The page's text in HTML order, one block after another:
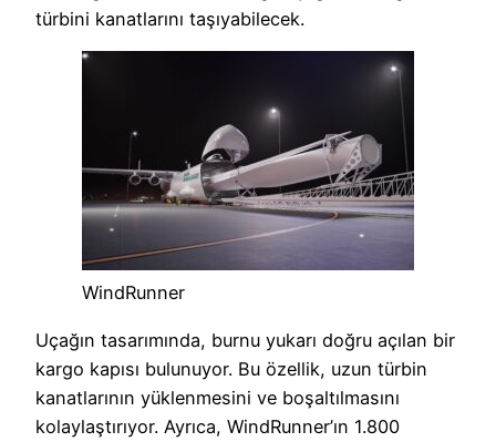
türbini kanatlarını taşıyabilecek.
WindRunner
Uçağın tasarımında, burnu yukarı doğru açılan bir
kargo kapısı bulunuyor. Bu özellik, uzun türbin
kanatlarının yüklenmesini ve boşaltılmasını
kolaylaştırıyor. Ayrıca, WindRunner’ın 1.800